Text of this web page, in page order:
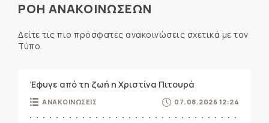
ΡΟΗ ΑΝΑΚΟΙΝΩΣΕΩΝ
Δείτε τις πιο πρόσφατες ανακοινώσεις σχετικά με τον
Τύπο.
Έφυγε από τη ζωή η Χριστίνα Πιτουρά
ΑΝΑΚΟΙΝΩΣΕΙΣ 07.08.2026 12:24